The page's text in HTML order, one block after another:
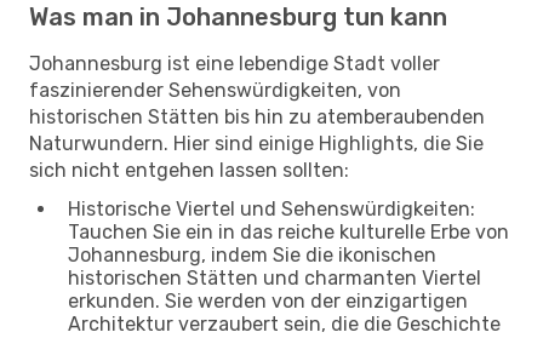
Was man in Johannesburg tun kann
Johannesburg ist eine lebendige Stadt voller
faszinierender Sehenswürdigkeiten, von
historischen Stätten bis hin zu atemberaubenden
Naturwundern. Hier sind einige Highlights, die Sie
sich nicht entgehen lassen sollten:
Historische Viertel und Sehenswürdigkeiten:
Tauchen Sie ein in das reiche kulturelle Erbe von
Johannesburg, indem Sie die ikonischen
historischen Stätten und charmanten Viertel
erkunden. Sie werden von der einzigartigen
Architektur verzaubert sein, die die Geschichte